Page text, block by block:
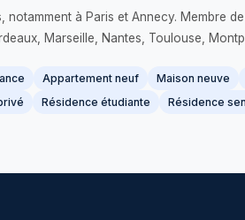
notamment à Paris et Annecy. Membre
Marseille, Nantes, Toulouse,
Appartement neuf Maison neuve
Résidence étudiante Résidence